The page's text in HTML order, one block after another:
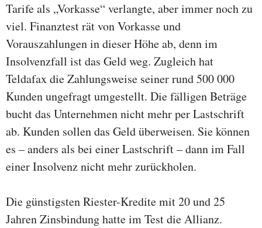
Tarife als „Vorkasse“ verlangte, aber immer noch zu
viel. Finanztest rät von Vorkasse und
Vorauszahlungen in dieser Höhe ab, denn im
Insolvenzfall ist das Geld weg. Zugleich hat
Teldafax die Zahlungsweise seiner rund 500 000
Kunden ungefragt umgestellt. Die fälligen Beträge
bucht das Unternehmen nicht mehr per Lastschrift
ab. Kunden sollen das Geld überweisen. Sie können
es – anders als bei einer Lastschrift – dann im Fall
einer Insolvenz nicht mehr zurückholen.
Die günstigsten Riester-Kredite mit 20 und 25
Jahren Zinsbindung hatte im Test die Allianz.